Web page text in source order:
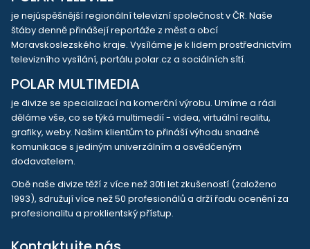
je nejúspěšnější regionální televizní společnost v ČR. Naše
štáby denně přinášejí reportáže z měst a obcí
Moravskoslezského kraje. Vysíláme je k lidem prostřednictvím
televizního vysílání, portálu polar.cz a sociálních sítí.
POLAR MULTIMEDIA
je divize se specializací na komerční výrobu. Umíme a rádi
děláme vše, co se týká multimedií - videa, virtuální realitu,
grafiky, weby. Našim klientům to přináší výhodu snadné
komunikace s jediným univerzálním a osvědčeným
dodavatelem.
Obě naše divize těží z více než 30ti let zkušeností (založeno
1993), sdružují více než 50 profesionálů a drží řadu ocenění za
profesionalitu a proklientský přístup.